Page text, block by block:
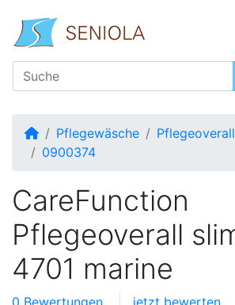
Startseite
Pflegewäsche
0900374
CareFunction
Pflegeoverall
4701 marine
0 Bewertungen jetzt bewerten